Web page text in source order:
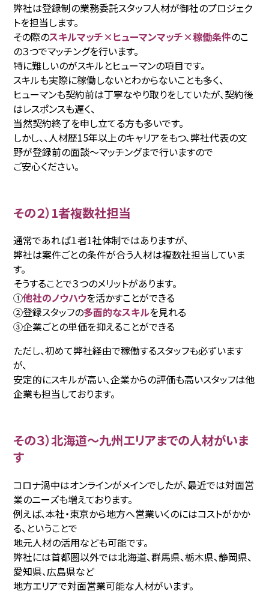
弊社は登録制の業務委託スタッフ人材が御社のプロジェク
トを担当します。
その際のスキルマッチ×ヒューマンマッチ×稼働条件のこ
の３つでマッチングを行います。
特に難しいのがスキルとヒューマンの項目です。
スキルも実際に稼働しないとわからないことも多く、
ヒューマンも契約前は丁寧なやり取りをしていたが、契約後
はレスポンスも遅く、
当然契約終了を申し立てる方も多いです。
しかし、、人材歴15年以上のキャリアをもつ、弊社代表の文
野が登録前の面談〜マッチングまで行いますので
ご安心ください。
その２）1者複数社担当
通常であれば１者1社体制ではありますが、
弊社は案件ごとの条件が合う人材は複数社担当していま
す。
そうすることで３つのメリットがあります。
①他社のノウハウを活かすことができる
②登録スタッフの多面的なスキルを見れる
③企業ごとの単価を抑えることができる
ただし、初めて弊社経由で稼働するスタッフも必ずいます
が、
安定的にスキルが高い、企業からの評価も高いスタッフは他
企業も担当しております。
その３）北海道〜九州エリアまでの人材がいま
す
コロナ渦中はオンラインがメインでしたが、最近では対面営
業のニーズも増えております。
例えば、本社・東京から地方へ営業いくのにはコストがかか
る、ということで
地元人材の活用なども可能です。
弊社には首都圏以外では北海道、群馬県、栃木県、静岡県、
愛知県、広島県など
地方エリアで対面営業可能な人材がいます。